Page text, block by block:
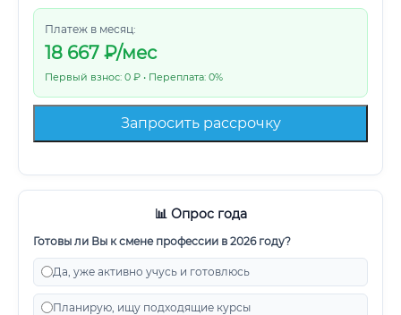
Платеж в месяц:
18 667 ₽/мес
Первый взнос: 0 ₽ • Переплата: 0%
Запросить рассрочку
📊 Опрос года
Готовы ли Вы к смене профессии в 2026 году?
Да, уже активно учусь и готовлюсь
Планирую, ищу подходящие курсы